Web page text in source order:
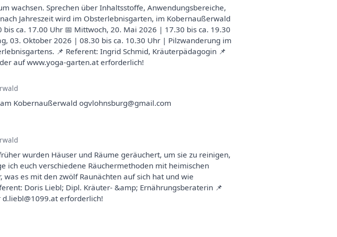
wachsen. Sprechen über Inhaltsstoffe, Anwendungsbereiche,
Jahreszeit wird im Obsterlebnisgarten, im Kobernaußerwald
ca. 17.00 Uhr 📅 Mittwoch, 20. Mai 2026 | 17.30 bis ca. 19.30
03. Oktober 2026 | 08.30 bis ca. 10.30 Uhr | Pilzwanderung im
📌 Referent: Ingrid Schmid, Kräuterpädagogin 📌
auf www.yoga-garten.at erforderlich!
Kobernaußerwald ogvlohnsburg@gmail.com
wurden Häuser und Räume geräuchert, um sie zu reinigen,
ich euch verschiedene Räuchermethoden mit heimischen
es mit den zwölf Raunächten auf sich hat und wie
Doris Liebl; Dipl. Kräuter- &amp; Ernährungsberaterin 📌
erforderlich!